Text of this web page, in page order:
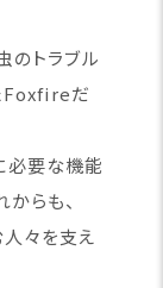
のトラブル
Foxfireだ
必要な機能
らも、
々を支え